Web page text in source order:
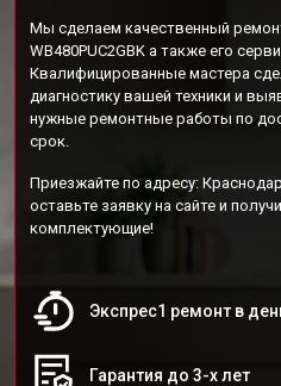
Мы сделаем качественный
WB480PUC2GBK а также его
Квалифицированные мастера
диагностику вашей техники и
нужные ремонтные работы по
срок.
Приезжайте по адресу:
оставьте заявку на сайте и
комплектующие!
Экспрес1 ремонт в
Гарантия до 3-х лет